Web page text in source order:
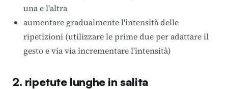
una e l'altra
aumentare gradualmente l'intensità delle
ripetizioni (utilizzare le prime due per adattare il
gesto e via via incrementare l'intensità)
2. ripetute lunghe in salita